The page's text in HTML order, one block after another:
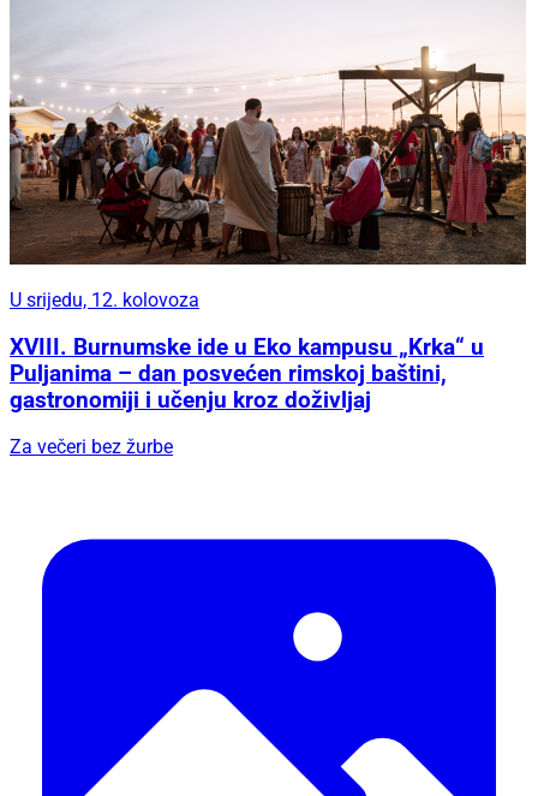
U srijedu, 12. kolovoza
XVIII. Burnumske ide u Eko kampusu „Krka“ u
Puljanima – dan posvećen rimskoj baštini,
gastronomiji i učenju kroz doživljaj
Za večeri bez žurbe